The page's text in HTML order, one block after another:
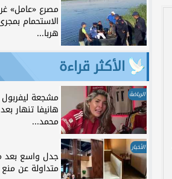
مصرع «عامل»
الاستحمام
هربا...
الأكثر قراءة
الرياضة مشجعة
هانيفا تنهار
محمد...
الأخبار
جدل واسع بعد
متداولة عن